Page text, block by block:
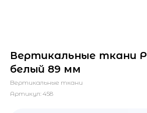
Вертикальные ткани
белый 89 мм
Вертикальные ткани
Артикул: 458